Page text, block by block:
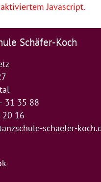
Javascript.
Schäfer-Koch
31 35 88
20 16
schaefer-